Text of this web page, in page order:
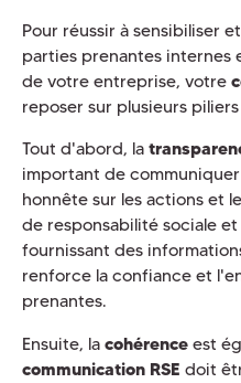
Pour réussir à sensibiliser
parties prenantes internes
de votre entreprise, votre
reposer sur plusieurs
Tout d'abord, la
important de
honnête sur les actions et
de responsabilité sociale
fournissant des
renforce la confiance et
prenantes.
Ensuite, la cohérenceest
communication RSE doit